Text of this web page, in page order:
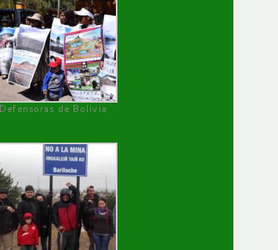
Defensoras de Bolivia